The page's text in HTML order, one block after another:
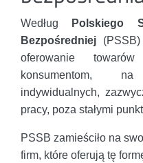
Według Polskiego
Bezpośredniej
oferowanie
konsumentom,
indywidualnych,
pracy, poza stałymi
PSSB zamieściło na
firm, które oferują tę